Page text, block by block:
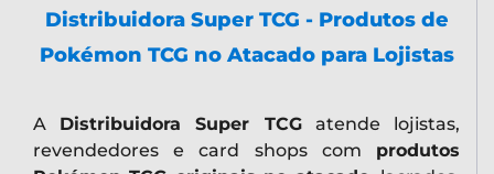
Distribuidora Super TCG - Produtos de
Pokémon TCG no Atacado para Lojistas
A Distribuidora Super TCGatende lojistas,
revendedores e card shops com produtos